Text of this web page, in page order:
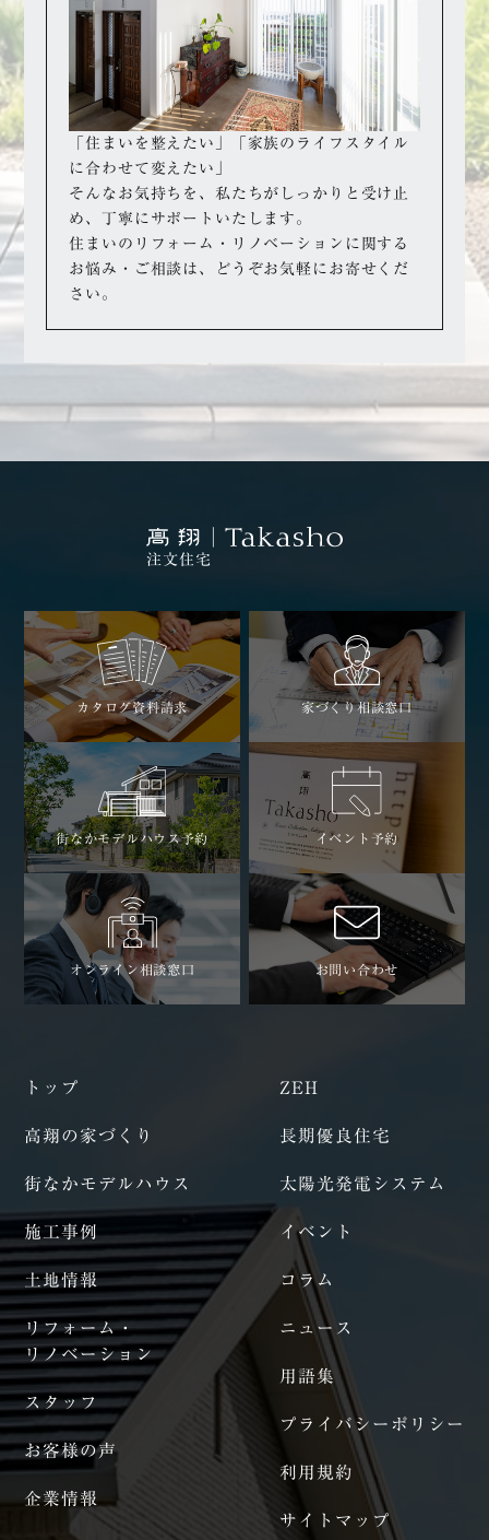
「住まいを整えたい」「家族のライフスタイル
に合わせて変えたい」
そんなお気持ちを、私たちがしっかりと受け止
め、丁寧にサポートいたします。
住まいのリフォーム・リノベーションに関する
お悩み・ご相談は、どうぞお気軽にお寄せくだ
さい。
注文住宅
カタログ資料請求 家づくり相談窓口
街なかモデルハウス予約 イベント予約
オンライン相談窓口 お問い合わせ
トップ
高翔の家づくり
街なかモデルハウス
施工事例
土地情報
リフォーム・
リノベーション
スタッフ
お客様の声
企業情報
ZEH
長期優良住宅
太陽光発電システム
イベント
コラム
ニュース
用語集
プライバシーポリシー
利用規約
サイトマップ